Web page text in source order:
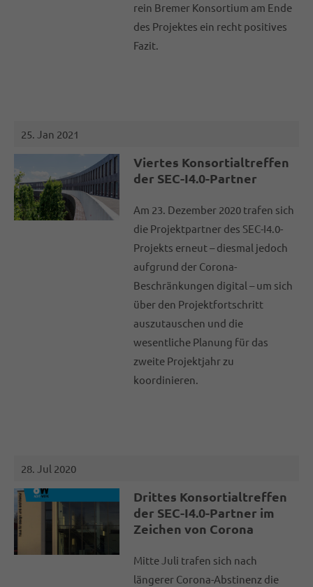
rein Bremer Konsortium am Ende
des Projektes ein recht positives
Fazit.
25. Jan 2021
Viertes Konsortialtreffen
der SEC-I4.0-Partner
Am 23. Dezember 2020 trafen sich
die Projektpartner des SEC-I4.0-
Projekts erneut – diesmal jedoch
aufgrund der Corona-
Beschränkungen digital – um sich
über den Projektfortschritt
auszutauschen und die
wesentliche Planung für das
zweite Projektjahr zu
koordinieren.
28. Jul 2020
Drittes Konsortialtreffen
der SEC-I4.0-Partner im
Zeichen von Corona
Mitte Juli trafen sich nach
längerer Corona-Abstinenz die